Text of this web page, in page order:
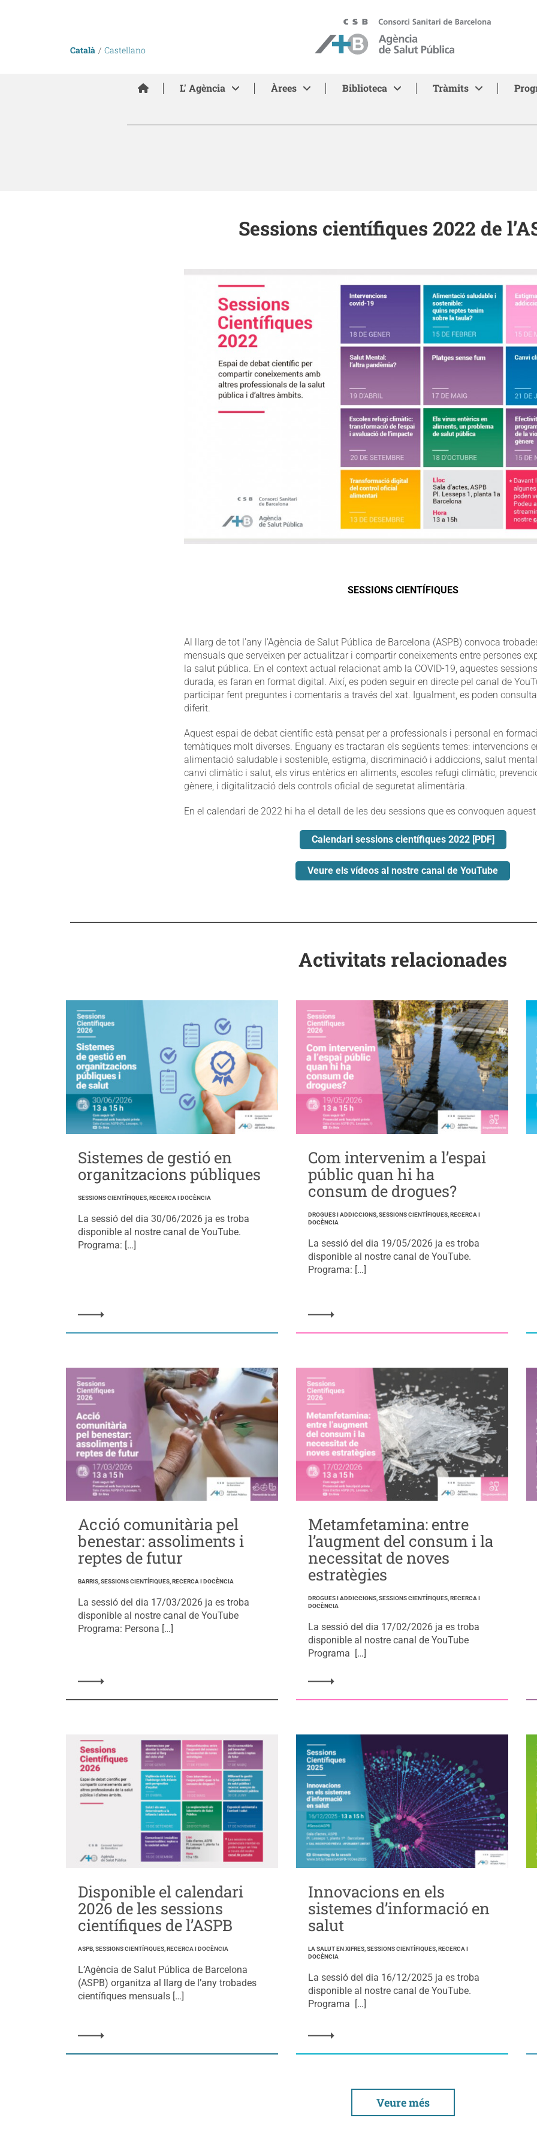
Català Castellano
ASPB - Agència de Salut Pública de Barcelona
Inici L' Agència Àrees Biblioteca Tràmits
Sessions científiques 2022 de
SESSIONS CIENTÍFIQUES
Al llarg de tot l’any l’Agència de Salut Pública de Barcelona (ASPB) convoca
mensuals que serveixen per actualitzar i compartir coneixements entre persones
la salut pública. En el context actual relacionat amb la COVID-19, aquestes
durada, es faran en format digital. Així, es poden seguir en directe pel canal de
participar fent preguntes i comentaris a través del xat. Igualment, es poden
diferit.
Aquest espai de debat científic està pensat per a professionals i personal en
temàtiques molt diverses. Enguany es tractaran els següents temes: intervencions
alimentació saludable i sostenible, estigma, discriminació i addiccions, salut
canvi climàtic i salut, els virus entèrics en aliments, escoles refugi climàtic,
gènere, i digitalització dels controls oficial de seguretat alimentària.
En el calendari de 2022 hi ha el detall de les deu sessions que es convoquen
Calendari sessions científiques 2022 [PDF]
Veure els vídeos al nostre canal de YouTube
Activitats relacionades
Sistemes de gestió en
organitzacions públiques
SESSIONS CIENTÍFIQUES, RECERCA I DOCÈNCIA
La sessió del dia 30/06/2026 ja es troba
disponible al nostre canal de YouTube.
Programa: […]
Com intervenim a l’espai
públic quan hi ha
consum de drogues?
DROGUES I ADDICCIONS, SESSIONS CIENTÍFIQUES, RECERCA I
DOCÈNCIA
La sessió del dia 19/05/2026 ja es troba
disponible al nostre canal de YouTube.
Programa: […]
Acció comunitària pel
benestar: assoliments i
reptes de futur
BARRIS, SESSIONS CIENTÍFIQUES, RECERCA I DOCÈNCIA
La sessió del dia 17/03/2026 ja es troba
disponible al nostre canal de YouTube
Programa: Persona […]
Metamfetamina: entre
l’augment del consum i la
necessitat de noves
estratègies
DROGUES I ADDICCIONS, SESSIONS CIENTÍFIQUES, RECERCA I
DOCÈNCIA
La sessió del dia 17/02/2026 ja es troba
disponible al nostre canal de YouTube
Programa […]
Disponible el calendari
2026 de les sessions
científiques de l’ASPB
ASPB, SESSIONS CIENTÍFIQUES, RECERCA I DOCÈNCIA
L’Agència de Salut Pública de Barcelona
(ASPB) organitza al llarg de l’any trobades
científiques mensuals […]
Innovacions en els
sistemes d’informació en
salut
LA SALUT EN XIFRES, SESSIONS CIENTÍFIQUES, RECERCA I
DOCÈNCIA
La sessió del dia 16/12/2025 ja es troba
disponible al nostre canal de YouTube.
Programa […]
Veure més